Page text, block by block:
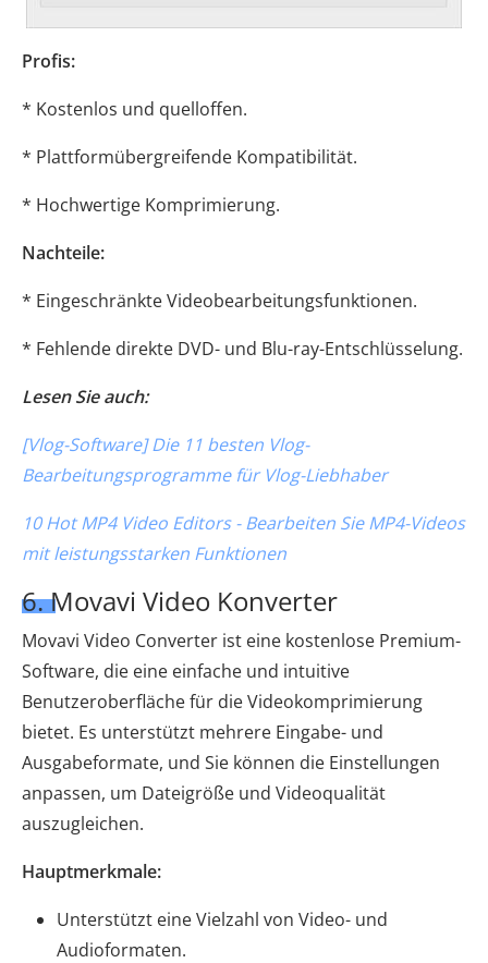
Profis:
* Kostenlos und quelloffen.
* Plattformübergreifende Kompatibilität.
* Hochwertige Komprimierung.
Nachteile:
* Eingeschränkte Videobearbeitungsfunktionen.
* Fehlende direkte DVD- und Blu-ray-Entschlüsselung.
Lesen Sie auch:
[Vlog-Software] Die 11 besten Vlog-
Bearbeitungsprogramme für Vlog-Liebhaber
10 Hot MP4 Video Editors - Bearbeiten Sie MP4-Videos
mit leistungsstarken Funktionen
6. Movavi Video Konverter
Movavi Video Converter ist eine kostenlose Premium-
Software, die eine einfache und intuitive
Benutzeroberfläche für die Videokomprimierung
bietet. Es unterstützt mehrere Eingabe- und
Ausgabeformate, und Sie können die Einstellungen
anpassen, um Dateigröße und Videoqualität
auszugleichen.
Hauptmerkmale:
Unterstützt eine Vielzahl von Video- und
Audioformaten.